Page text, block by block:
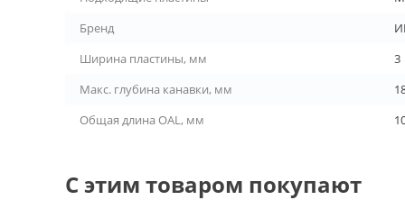
Бренд
Ширина пластины, мм
3
Макс. глубина канавки, мм
Общая длина OAL, мм
С этим товаром покупают